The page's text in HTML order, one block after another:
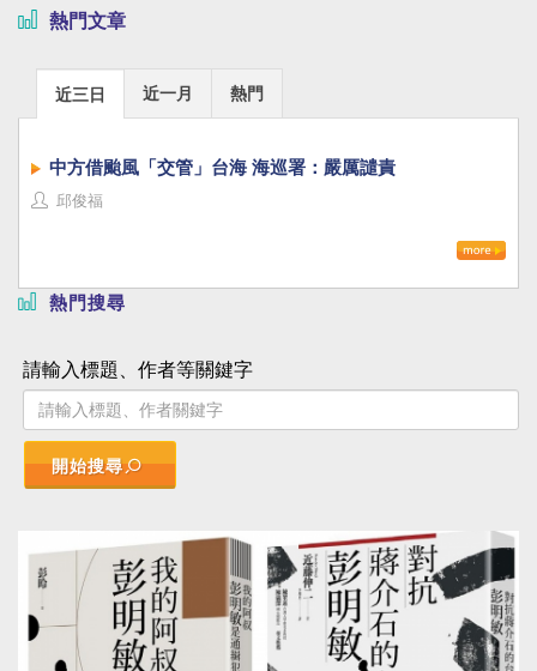
熱門文章
近三日 近一月 熱門
中方借颱風「交管」台海 海巡署：嚴厲譴責
邱俊福
熱門搜尋
請輸入標題、作者等關鍵字
開始搜尋